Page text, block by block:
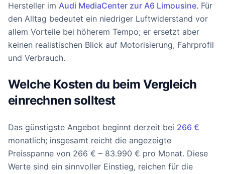
Hersteller im Audi MediaCenter zur A6 Limousine. Für
den Alltag bedeutet ein niedriger Luftwiderstand vor
allem Vorteile bei höherem Tempo; er ersetzt aber
keinen realistischen Blick auf Motorisierung, Fahrprofil
und Verbrauch.
Welche Kosten du beim Vergleich
einrechnen solltest
Das günstigste Angebot beginnt derzeit bei 266 €
monatlich; insgesamt reicht die angezeigte
Preisspanne von 266 € – 83.990 € pro Monat. Diese
Werte sind ein sinnvoller Einstieg, reichen für die